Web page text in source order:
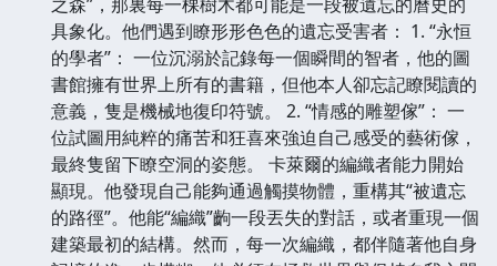
具象化。他們遇到瞭形形色色的遺忘受害者： 1. “永恒
的學者”： 一位沉溺於記錄每一個瞬間的智者，他的圖
書館擁有世界上所有的書籍，但他本人卻忘記瞭閱讀的
意義，隻是機械地復印符號。 2. “情感的雕塑傢”： 一
位試圖用純粹的痛苦和狂喜來強迫自己感受的藝術傢，
最終隻留下瞭空洞的姿態。 卡萊爾的編織者能力開始
顯現。他發現自己能夠通過觸摸物體，重構其“被遺忘
的路徑”。他能“編織”齣一段丟失的對話，或者重現一個
建築最初的結構。然而，每一次編織，都伴隨著他自身